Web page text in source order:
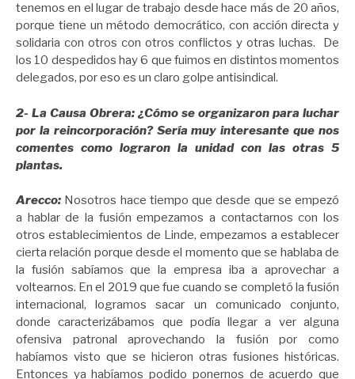
tenemos en el lugar de trabajo desde hace más de 20 años,
porque tiene un método democrático, con acción directa y
solidaria con otros con otros conflictos y otras luchas. De
los 10 despedidos hay 6 que fuimos en distintos momentos
delegados, por eso es un claro golpe antisindical.
2- La Causa Obrera: ¿Cómo se organizaron para luchar
por la reincorporación? Sería muy interesante que nos
comentes como lograron la unidad con las otras 5
plantas.
Arecco: Nosotros hace tiempo que desde que se empezó
a hablar de la fusión empezamos a contactarnos con los
otros establecimientos de Linde, empezamos a establecer
cierta relación porque desde el momento que se hablaba de
la fusión sabíamos que la empresa iba a aprovechar a
voltearnos. En el 2019 que fue cuando se completó la fusión
internacional, logramos sacar un comunicado conjunto,
donde caracterizábamos que podía llegar a ver alguna
ofensiva patronal aprovechando la fusión por como
habíamos visto que se hicieron otras fusiones históricas.
Entonces ya habíamos podido ponernos de acuerdo que